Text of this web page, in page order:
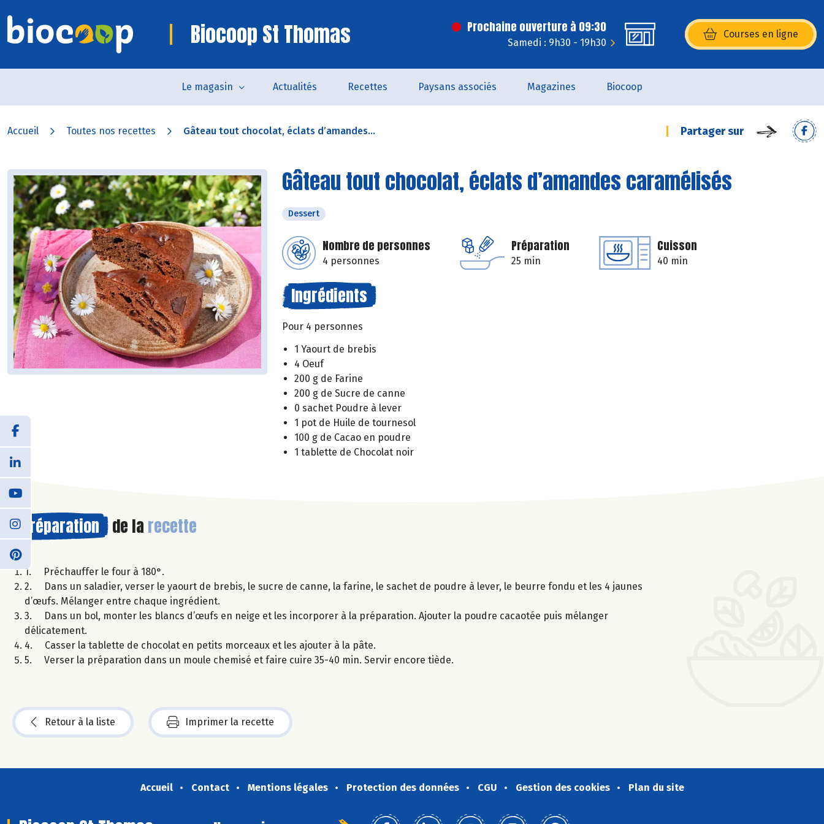
Biocoop St Thomas Prochaine ouverture à 09:30
Samedi : 9h30 - 19h30
Courses en ligne
(s’ouvre dans une nouvelle
Le magasin Actualités Recettes Paysans associés Magazines Biocoop
Accueil Toutes nos recettes Gâteau tout chocolat, éclats d’amandes... Partager sur
Gâteau tout chocolat, éclats d’amandes caramélisés
Dessert
Nombre de personnes
4 personnes
Préparation
25 min
Cuisson
40 min
Ingrédients
Pour 4 personnes
1 Yaourt de brebis
4 Oeuf
200 g de Farine
200 g de Sucre de canne
0 sachet Poudre à lever
1 pot de Huile de tournesol
100 g de Cacao en poudre
1 tablette de Chocolat noir
Préparation de la recette
1. Préchauffer le four à 180°.
2. Dans un saladier, verser le yaourt de brebis, le sucre de canne, la farine, le sachet de poudre à lever, le beurre fondu et les 4 jaunes
d’œufs. Mélanger entre chaque ingrédient.
3. Dans un bol, monter les blancs d’œufs en neige et les incorporer à la préparation. Ajouter la poudre cacaotée puis mélanger
délicatement.
4. Casser la tablette de chocolat en petits morceaux et les ajouter à la pâte.
5. Verser la préparation dans un moule chemisé et faire cuire 35-40 min. Servir encore tiède.
Retour à la liste Imprimer la recette
Accueil Contact Mentions légales Protection des données CGU Gestion des cookies Plan du site